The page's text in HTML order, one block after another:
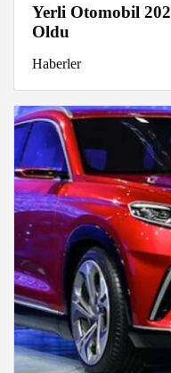
Yerli Otomobil
Oldu
Haberler